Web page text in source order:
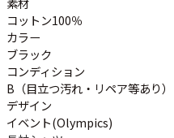
コットン100％
カラー
ブラック
コンディション
B（目立つ汚れ・リペア等あり）
デザイン
イベント(Olympics)